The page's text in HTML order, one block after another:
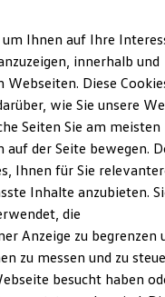
Ihnen auf Ihre
innerhalb und
Diese
wie Sie unsere
Seiten Sie am meisten
auf der Seite bewegen.
Ihnen für Sie
Inhalte anzubieten.
die
Anzeige zu begrenzen
zu messen und zu
besucht haben